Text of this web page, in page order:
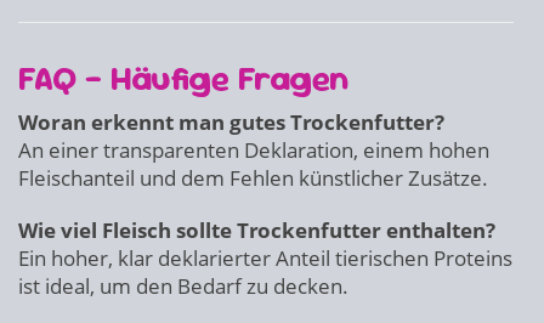
FAQ – Häufige Fragen
Woran erkennt man gutes Trockenfutter?
An einer transparenten Deklaration, einem hohen
Fleischanteil und dem Fehlen künstlicher Zusätze.
Wie viel Fleisch sollte Trockenfutter enthalten?
Ein hoher, klar deklarierter Anteil tierischen Proteins
ist ideal, um den Bedarf zu decken.